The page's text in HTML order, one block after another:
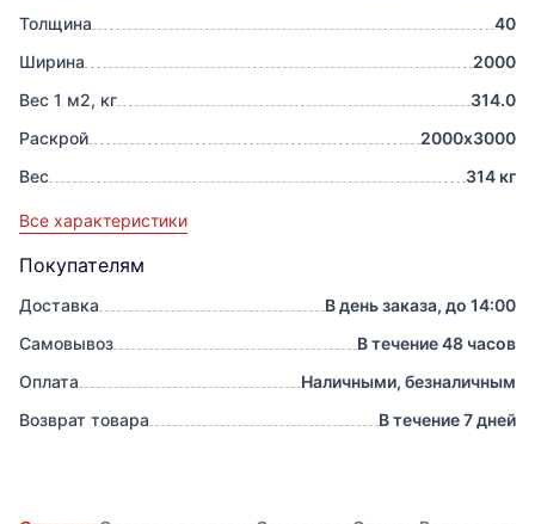
Толщина
40
Ширина
2000
Вес 1 м2, кг
314.0
Раскрой
2000х3000
Вес
314 кг
Все характеристики
Покупателям
Доставка
В день заказа, до 14:00
Самовывоз
В течение 48 часов
Оплата
Наличными, безналичным
Возврат товара
В течение 7 дней